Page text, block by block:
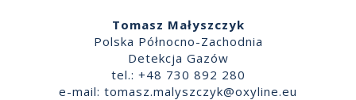
Tomasz Małyszczyk
Polska Północno-Zachodnia
Detekcja Gazów
tel.: +48 730 892 280
e-mail: tomasz.malyszczyk@oxyline.eu